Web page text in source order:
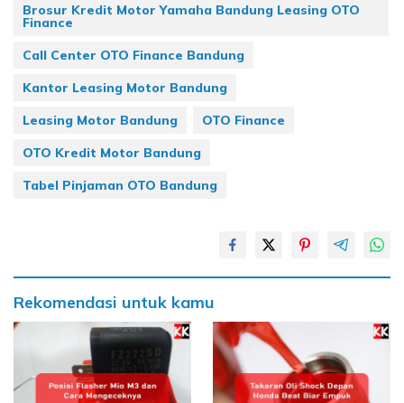
Brosur Kredit Motor Yamaha Bandung Leasing OTO
Finance
Call Center OTO Finance Bandung
Kantor Leasing Motor Bandung
Leasing Motor Bandung
OTO Finance
OTO Kredit Motor Bandung
Tabel Pinjaman OTO Bandung
Rekomendasi untuk kamu